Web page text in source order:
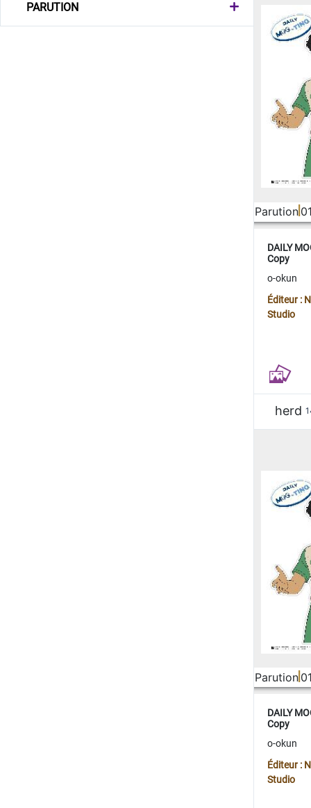
PARUTION
Parution
DAILY
Copy
o-okun
Éditeur :
Studio
herd
Parution
DAILY
Copy
o-okun
Éditeur :
Studio